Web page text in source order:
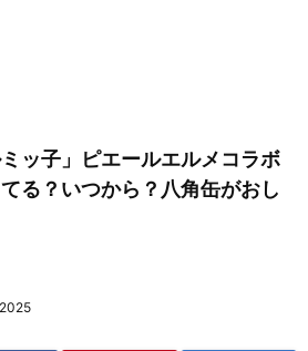
ッ子」ピエールエルメコラボ
る？いつから？八角缶がおし